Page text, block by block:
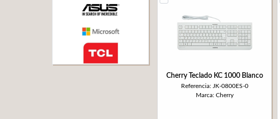
Cherry Teclado KC 1000 Blanco
Referencia: JK-0800ES-0
Marca: Cherry